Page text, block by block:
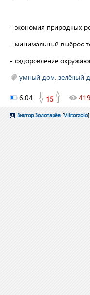
- экономия природных
- минимальный выброс
- оздоровление
умный дом, зелёный
6.04 15 419
Виктор Золотарёв [Viktorzolo]